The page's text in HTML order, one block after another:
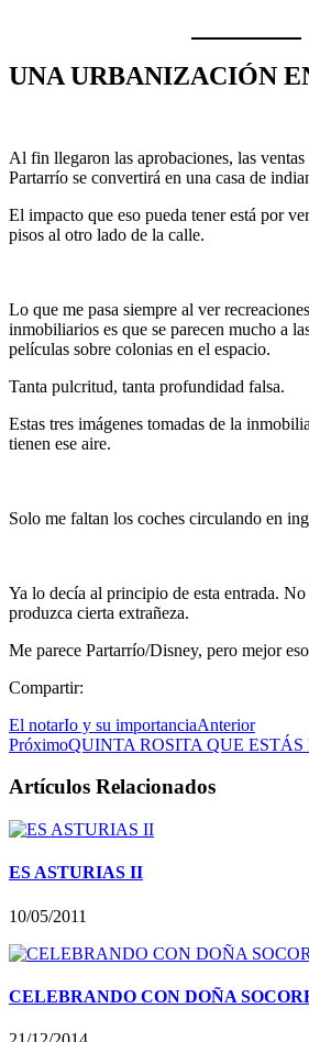
UNA URBANIZACIÓN
Al fin llegaron las aprobaciones, las
Partarrío se convertirá en una casa de
El impacto que eso pueda tener está por
pisos al otro lado de la calle.
Lo que me pasa siempre al ver
inmobiliarios es que se parecen mucho a
películas sobre colonias en el espacio.
Tanta pulcritud, tanta profundidad falsa.
Estas tres imágenes tomadas de la
tienen ese aire.
Solo me faltan los coches circulando en
Ya lo decía al principio de esta entrada.
produzca cierta extrañeza.
Me parece Partarrío/Disney, pero mejor
Compartir:
El notarIo y su importanciaAnterior
PróximoQUINTA ROSITA QUE ESTÁS
Artículos Relacionados
ES ASTURIAS II
10/05/2011
CELEBRANDO CON DOÑA